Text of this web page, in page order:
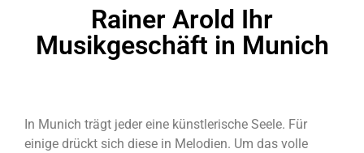
Rainer Arold Ihr
Musikgeschäft in Munich
In Munich trägt jeder eine künstlerische Seele. Für
einige drückt sich diese in Melodien. Um das volle